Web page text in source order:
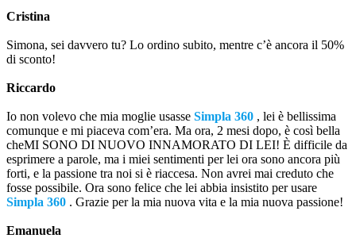
Cristina
Simona, sei davvero tu? Lo ordino subito, mentre c’è ancora il 50%
di sconto!
Riccardo
Io non volevo che mia moglie usasse Simpla 360 , lei è bellissima
comunque e mi piaceva com’era. Ma ora, 2 mesi dopo, è così bella
cheMI SONO DI NUOVO INNAMORATO DI LEI! È difficile da
esprimere a parole, ma i miei sentimenti per lei ora sono ancora più
forti, e la passione tra noi si è riaccesa. Non avrei mai creduto che
fosse possibile. Ora sono felice che lei abbia insistito per usare
Simpla 360 . Grazie per la mia nuova vita e la mia nuova passione!
Emanuela